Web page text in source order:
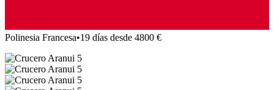
Polinesia Francesa•19 días desde 4800 €